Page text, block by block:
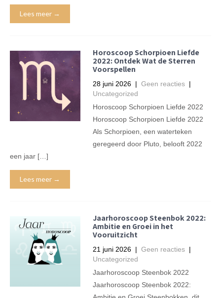
Lees meer →
Horoscoop Schorpioen Liefde
2022: Ontdek Wat de Sterren
Voorspellen
28 juni 2026 | Geen reacties |
Uncategorized
Horoscoop Schorpioen Liefde 2022
Horoscoop Schorpioen Liefde 2022
Als Schorpioen, een waterteken
geregeerd door Pluto, belooft 2022
een jaar […]
Lees meer →
Jaarhoroscoop Steenbok 2022:
Ambitie en Groei in het
Vooruitzicht
21 juni 2026 | Geen reacties |
Uncategorized
Jaarhoroscoop Steenbok 2022
Jaarhoroscoop Steenbok 2022: